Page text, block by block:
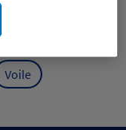
Voile